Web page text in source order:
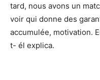
tard, nous avons un
voir qui donne des
accumulée, motivation.
t- él explica.